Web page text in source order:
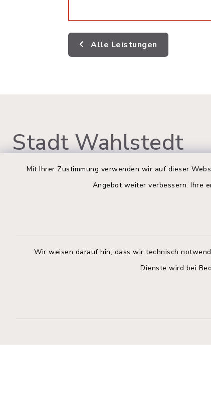
Mit Ihrer Zustimmung verwenden wir auf dieser
Angebot weiter verbessern. Ihre
Wir weisen darauf hin, dass wir technisch
Dienste wird bei
Alle Leistungen
Stadt Wahlstedt
Rathaus Wahlstedt
04554 701-0
14:00-